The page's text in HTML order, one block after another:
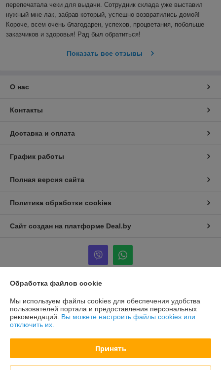
перепечатала чеки для выдачи. Сотрудник склада уже выставил
нужный мне лак, забрав который, успешно возвратились домой!
Короче, всем очень благодарен, успехов, процветания, побольше
заказчиков и здоровья! Рад был обратиться!
Показать все отзывы
О нас
Контакты
Доставка и оплата
График работы
Полная версия сайта
Политика обработки cookies
Сайт создан на платформе Deal.by
Юридическое лицо:«СТМ Групп Опт»
Республика Беларусь, 220138, г. Минск, ул. Липковская, д.18
помещение 2
Регистрационный номер ЕГР: 193587470
Регистрационный орган: Минский горисполком
Обработка файлов cookie
Мы используем файлы cookies для обеспечения удобства
пользователей портала и предоставления персональных
рекомендаций. Вы можете настроить файлы cookies или
отключить их.
Принять